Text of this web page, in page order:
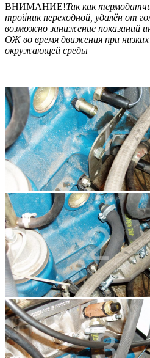
ВНИМАНИЕ!Так как
тройник переходной, удалён от
возможно занижение показаний
ОЖ во время движения при
окружающей среды